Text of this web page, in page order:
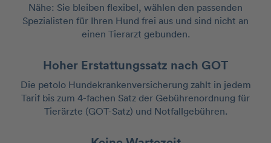
Nähe: Sie bleiben flexibel, wählen den passenden
Spezialisten für Ihren Hund frei aus und sind nicht an
einen Tierarzt gebunden.
Hoher Erstattungssatz nach GOT
Die petolo Hundekrankenversicherung zahlt in jedem
Tarif bis zum 4-fachen Satz der Gebührenordnung für
Tierärzte (GOT-Satz) und Notfallgebühren.